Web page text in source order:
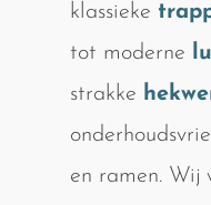
klassieke
tot moderne
strakke
en ramen. Wij